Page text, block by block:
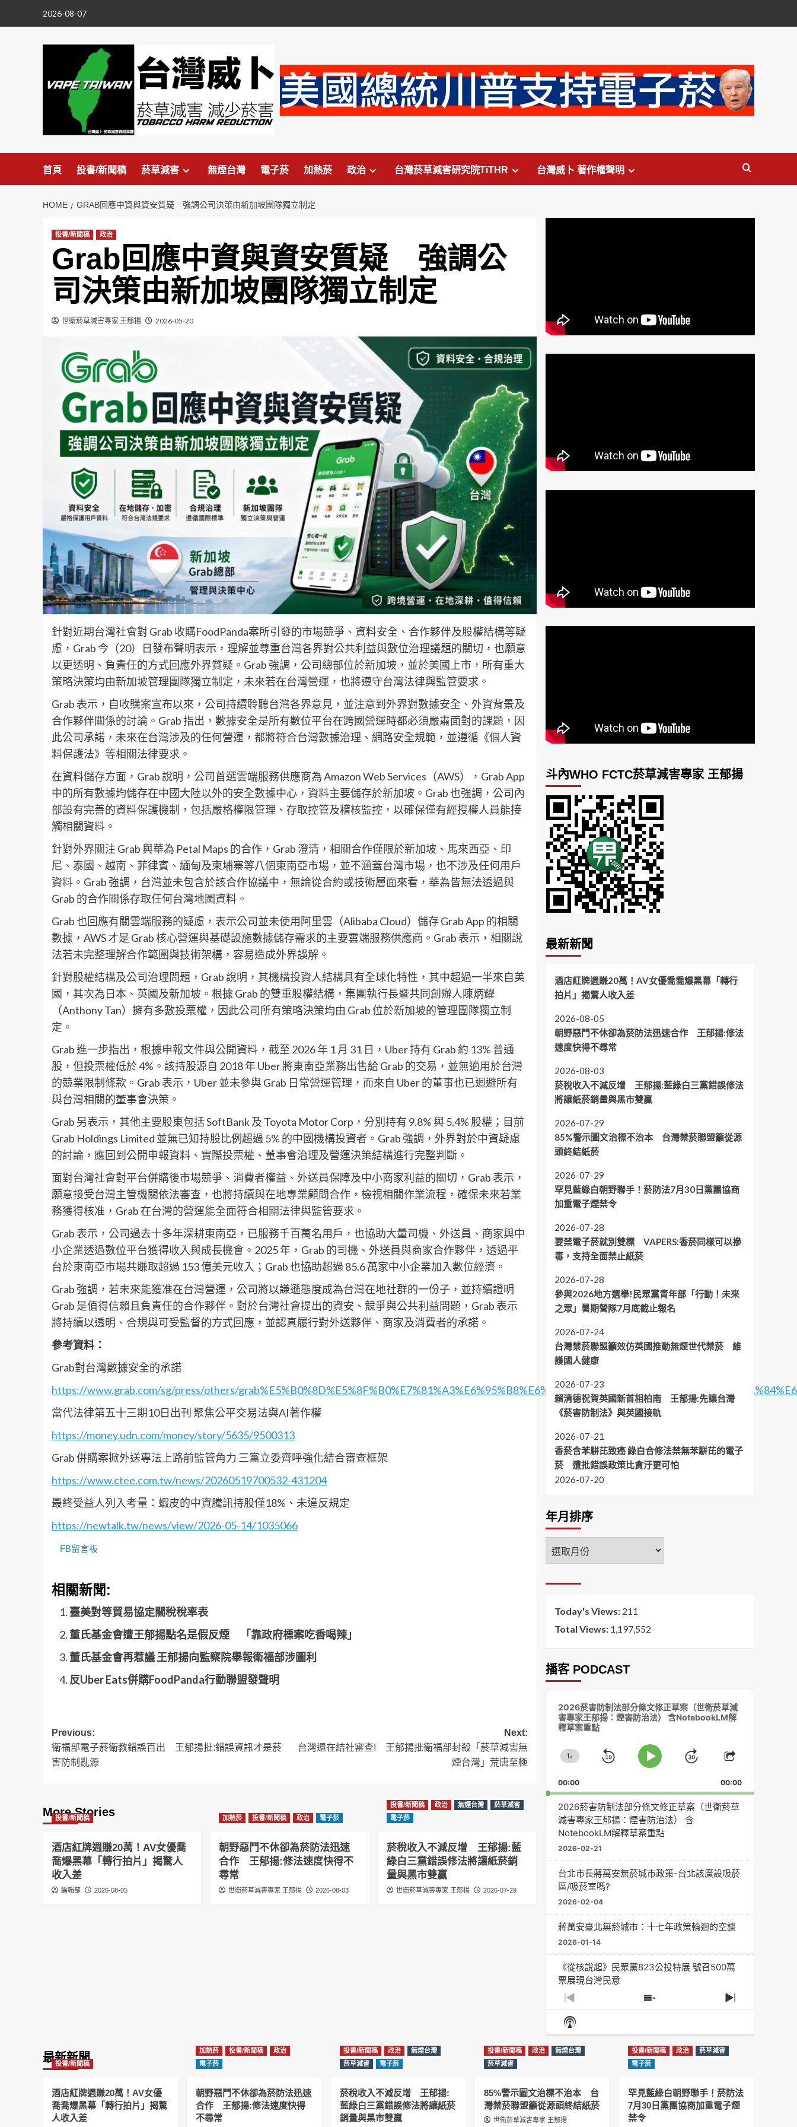
2026-08-07
首頁 投書/新聞稿 菸草減害 無煙台灣 電子菸 加熱菸 政治 台灣菸草減害研究院TiTHR 台灣威卜 著作權聲明
HOME GRAB回應中資與資安質疑 強調公司決策由新加坡團隊獨立制定
投書/新聞稿 政治
Grab回應中資與資安質疑 強調公
司決策由新加坡團隊獨立制定
世衛菸草減害專家 王郁揚 2026-05-20
針對近期台灣社會對 Grab 收購FoodPanda案所引發的市場競爭、資料安全、合作夥伴及股權結構等疑
慮，Grab 今（20）日發布聲明表示，理解並尊重台灣各界對公共利益與數位治理議題的關切，也願意
以更透明、負責任的方式回應外界質疑。Grab 強調，公司總部位於新加坡，並於美國上市，所有重大
策略決策均由新加坡管理團隊獨立制定，未來若在台灣營運，也將遵守台灣法律與監管要求。
Grab 表示，自收購案宣布以來，公司持續聆聽台灣各界意見，並注意到外界對數據安全、外資背景及
合作夥伴關係的討論。Grab 指出，數據安全是所有數位平台在跨國營運時都必須嚴肅面對的課題，因
此公司承諾，未來在台灣涉及的任何營運，都將符合台灣數據治理、網路安全規範，並遵循《個人資
料保護法》等相關法律要求。
在資料儲存方面，Grab 說明，公司首選雲端服務供應商為 Amazon Web Services（AWS），Grab App
中的所有數據均儲存在中國大陸以外的安全數據中心，資料主要儲存於新加坡。Grab 也強調，公司內
部設有完善的資料保護機制，包括嚴格權限管理、存取控管及稽核監控，以確保僅有經授權人員能接
觸相關資料。
針對外界關注 Grab 與華為 Petal Maps 的合作，Grab 澄清，相關合作僅限於新加坡、馬來西亞、印
尼、泰國、越南、菲律賓、緬甸及柬埔寨等八個東南亞市場，並不涵蓋台灣市場，也不涉及任何用戶
資料。Grab 強調，台灣並未包含於該合作協議中，無論從合約或技術層面來看，華為皆無法透過與
Grab 的合作關係存取任何台灣地圖資料。
Grab 也回應有關雲端服務的疑慮，表示公司並未使用阿里雲（Alibaba Cloud）儲存 Grab App 的相關
數據，AWS 才是 Grab 核心營運與基礎設施數據儲存需求的主要雲端服務供應商。Grab 表示，相關說
法若未完整理解合作範圍與技術架構，容易造成外界誤解。
針對股權結構及公司治理問題，Grab 說明，其機構投資人結構具有全球化特性，其中超過一半來自美
國，其次為日本、英國及新加坡。根據 Grab 的雙重股權結構，集團執行長暨共同創辦人陳炳耀
（Anthony Tan）擁有多數投票權，因此公司所有策略決策均由 Grab 位於新加坡的管理團隊獨立制
定。
Grab 進一步指出，根據申報文件與公開資料，截至 2026 年 1 月 31 日，Uber 持有 Grab 約 13% 普通
股，但投票權低於 4%。該持股源自 2018 年 Uber 將東南亞業務出售給 Grab 的交易，並無適用於台灣
的競業限制條款。Grab 表示，Uber 並未參與 Grab 日常營運管理，而來自 Uber 的董事也已迴避所有
與台灣相關的董事會決策。
Grab 另表示，其他主要股東包括 SoftBank 及 Toyota Motor Corp，分別持有 9.8% 與 5.4% 股權；目前
Grab Holdings Limited 並無已知持股比例超過 5% 的中國機構投資者。Grab 強調，外界對於中資疑慮
的討論，應回到公開申報資料、實際投票權、董事會治理及營運決策結構進行完整判斷。
面對台灣社會對平台併購後市場競爭、消費者權益、外送員保障及中小商家利益的關切，Grab 表示，
願意接受台灣主管機關依法審查，也將持續與在地專業顧問合作，檢視相關作業流程，確保未來若業
務獲得核准，Grab 在台灣的營運能全面符合相關法律與監管要求。
Grab 表示，公司過去十多年深耕東南亞，已服務千百萬名用戶，也協助大量司機、外送員、商家與中
小企業透過數位平台獲得收入與成長機會。2025 年，Grab 的司機、外送員與商家合作夥伴，透過平
台於東南亞市場共賺取超過 153 億美元收入；Grab 也協助超過 85.6 萬家中小企業加入數位經濟。
Grab 強調，若未來能獲准在台灣營運，公司將以謙遜態度成為台灣在地社群的一份子，並持續證明
Grab 是值得信賴且負責任的合作夥伴。對於台灣社會提出的資安、競爭與公共利益問題，Grab 表示
將持續以透明、合規與可受監督的方式回應，並認真履行對外送夥伴、商家及消費者的承諾。
參考資料：
Grab對台灣數據安全的承諾
https://www.grab.com/sg/press/others/
當代法律第五十三期10日出刊 聚焦公平交易法與AI著作權
https://money.udn.com/money/story/5635/9500313
Grab 併購案掀外送專法上路前監管角力 三黨立委齊呼強化結合審查框架
https://www.ctee.com.tw/news/20260519700532-431204
最終受益人列入考量：蝦皮的中資騰訊持股僅18%、未違反規定
https://newtalk.tw/news/view/2026-05-14/1035066
FB留言板
相關新聞:
臺美對等貿易協定關稅稅率表
董氏基金會遭王郁揚點名是假反煙 「靠政府標案吃香喝辣」
董氏基金會再惹議 王郁揚向監察院舉報衛福部涉圖利
反Uber Eats併購FoodPanda行動聯盟發聲明
Post
navigation
Previous:
衛福部電子菸衛教錯誤百出 王郁揚批:錯誤資訊才是菸
害防制亂源
Next:
台灣還在結社審查! 王郁揚批衛福部封殺「菸草減害無
煙台灣」荒唐至極
More Stories
投書/新聞稿
酒店紅牌週賺20萬！AV女優喬
喬爆黑幕「轉行拍片」揭驚人
收入差
編輯部 2026-08-05
加熱菸 投書/新聞稿 政治 電子菸
朝野惡鬥不休卻為菸防法迅速
合作 王郁揚:修法速度快得不
尋常
世衛菸草減害專家 王郁揚 2026-08-03
投書/新聞稿 政治 無煙台灣
菸草減害
電子菸
菸稅收入不減反增 王郁揚:藍
綠白三黨錯誤修法將讓紙菸銷
量與黑市雙贏
世衛菸草減害專家 王郁揚 2026-07-29
斗內WHO FCTC菸草減害專家 王郁揚
最新新聞
酒店紅牌週賺20萬！AV女優喬喬爆黑幕「轉行
拍片」揭驚人收入差
2026-08-05
朝野惡鬥不休卻為菸防法迅速合作 王郁揚:修法
速度快得不尋常
2026-08-03
菸稅收入不減反增 王郁揚:藍綠白三黨錯誤修法
將讓紙菸銷量與黑市雙贏
2026-07-29
85%警示圖文治標不治本 台灣禁菸聯盟籲從源
頭終結紙菸
2026-07-29
罕見藍綠白朝野聯手！菸防法7月30日黨團協商
加重電子煙禁令
2026-07-28
要禁電子菸就別雙標 VAPERS:香菸同樣可以摻
毒，支持全面禁止紙菸
2026-07-28
參與2026地方選舉!民眾黨青年部「行動！未來
之眾」暑期營隊7月底截止報名
2026-07-24
台灣禁菸聯盟籲效仿英國推動無煙世代禁菸 維
護國人健康
2026-07-23
賴清德祝賀英國新首相柏南 王郁揚:先讓台灣
《菸害防制法》與英國接軌
2026-07-21
香菸含苯駢芘致癌 綠白合修法禁無苯駢芘的電子
菸 遭批錯誤政策比貪汙更可怕
2026-07-20
年月排序
年
月
Today's Views: 211
Total Views: 1,197,552
播客 PODCAST
2026菸害防制法部分條文修正草案（世衛菸草減
害專家王郁揚：煙害防治法） 含NotebookLM解
釋草案重點
Change
Rate
1x
Skip Play
Jump
Forward
Share
Episode
00:00 00:00
2026菸害防制法部分條文修正草案（世衛菸草
減害專家王郁揚：煙害防治法） 含
NotebookLM解釋草案重點
2026-02-21
台北市長蔣萬安無菸城市政策-台北該廣設吸菸
區/吸菸室嗎?
2026-02-04
蔣萬安臺北無菸城市：十七年政策輪迴的空談
2026-01-14
《從核說起》民眾黨823公投特展 號召500萬
票展現台灣民意
2025-08-11
大罷免凸 <726,823反罷免主題曲> #大展鴻圖
2025-07-05
دليل مناصرة السجائر الإلكترونية: التاريخ الخفي
الاجتماعية #Fahad Al-Jalajel #فهد بن
عبدالرحمن الجلاجل #Sania Nishtar #ثانیہ نشتر;
2025-05-17
Previous
Episode
Show
Episodes
Next
Episode
Show
Podcast
Information
最新新聞
投書/新聞稿
酒店紅牌週賺20萬！AV女優
喬喬爆黑幕「轉行拍片」揭驚
人收入差
加熱菸 投書/新聞稿
政治
電子菸
朝野惡鬥不休卻為菸防法迅速
合作 王郁揚:修法速度快得
不尋常
投書/新聞稿 政治
無煙台灣
菸草減害
電子菸
菸稅收入不減反增 王郁揚:
藍綠白三黨錯誤修法將讓紙菸
銷量與黑市雙贏
投書/新聞稿 政治
無煙台灣
菸草減害
85%警示圖文治標不治本 台
灣禁菸聯盟籲從源頭終結紙菸
世衛菸草減害專家 王郁揚
投書/新聞稿 政治
菸草減害
電子菸
罕見藍綠白朝野聯手！菸防法
7月30日黨團協商加重電子煙
禁令